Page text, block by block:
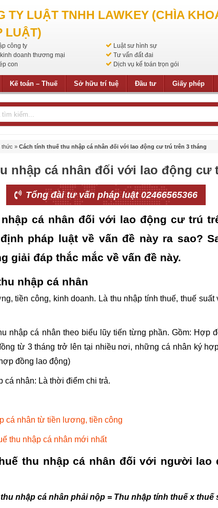
TY LUẬT TNHH LAWKEY (CHÌA
LUẬT)
công ty
Luật sư hình sự
doanh thương mại
Tư vấn đất đai
con
Dịch vụ kế toán trọn gói
Kế toán – Thuế Sở hữu trí tuệ Đầu tư Giấy phép
thức » Cách tính thuế thu nhập cá nhân đối với lao động cư trú trên 3 tháng
nhập cá nhân đối với lao động cư
Tổng đài tư vấn pháp luật 02466565366
cá nhân đối với lao động cư trú
pháp luật về vấn đề này ra sao?
giải đáp thắc mắc về vấn đề này.
nhập cá nhân
tiền công, kinh doanh. Là thu nhập tính thuế, thuế
nhập cá nhân theo biểu lũy tiến từng phần. Gồm: Hợp
từ 3 tháng trở lên tại nhiều nơi, những cá nhân ký
đồng lao động)
cá nhân: Là thời điểm chi trả.
cá nhân từ tiền lương, tiền công
thu nhập cá nhân mới nhất
thu nhập cá nhân đối với người lao
nhập cá nhân phải nộp = Thu nhập tính thuế x thuế